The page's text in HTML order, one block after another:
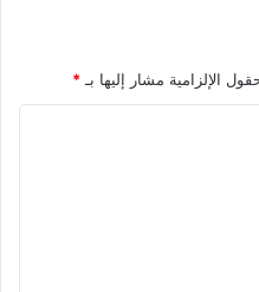
الإلزامية مشار إليها بـ *